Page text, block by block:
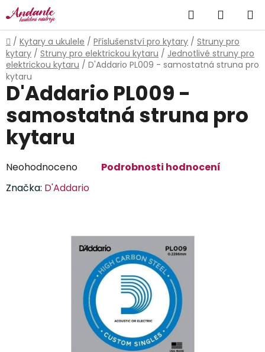
Přejít
na
obsah
Hledat
KOŠÍK
Domů
/ Kytary a ukulele / Příslušenství pro kytary / Struny pro
kytary / Struny pro elektrickou kytaru / Jednotlivé struny pro
elektrickou kytaru / D'Addario PL009 - samostatná struna pro
kytaru
D'Addario PL009 -
samostatná struna pro
kytaru
Průměrné
produktu
Neohodnoceno
Podrobnosti hodnocení
Značka: D'Addario